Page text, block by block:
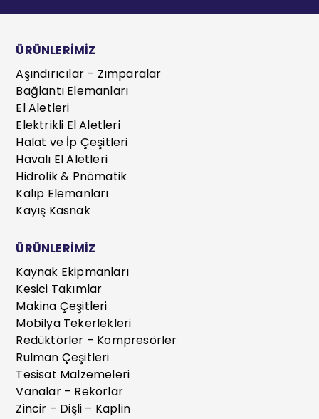
ÜRÜNLERİMİZ
Aşındırıcılar – Zımparalar
Bağlantı Elemanları
El Aletleri
Elektrikli El Aletleri
Halat ve İp Çeşitleri
Havalı El Aletleri
Hidrolik & Pnömatik
Kalıp Elemanları
Kayış Kasnak
ÜRÜNLERİMİZ
Kaynak Ekipmanları
Kesici Takımlar
Makina Çeşitleri
Mobilya Tekerlekleri
Redüktörler – Kompresörler
Rulman Çeşitleri
Tesisat Malzemeleri
Vanalar – Rekorlar
Zincir – Dişli – Kaplin